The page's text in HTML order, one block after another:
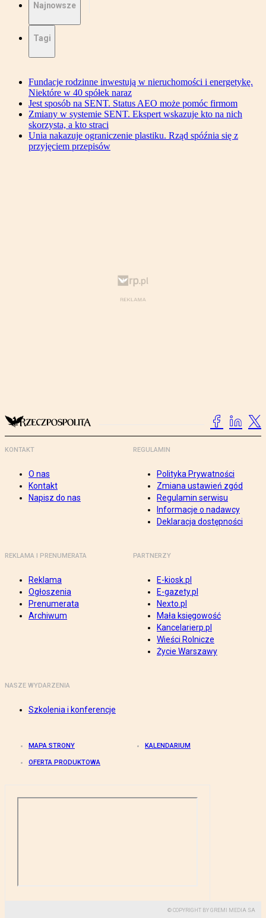
Najnowsze
Tagi
Fundacje rodzinne inwestują w nieruchomości i energetykę.
Niektóre w 40 spółek naraz
Jest sposób na SENT. Status AEO może pomóc firmom
Zmiany w systemie SENT. Ekspert wskazuje kto na nich
skorzysta, a kto straci
Unia nakazuje ograniczenie plastiku. Rząd spóźnia się z
przyjęciem przepisów
KONTAKT
O nas
Kontakt
Napisz do nas
REGULAMIN
Polityka Prywatności
Zmiana ustawień zgód
Regulamin serwisu
Informacje o nadawcy
Deklaracja dostępności
REKLAMA I PRENUMERATA
Reklama
Ogłoszenia
Prenumerata
Archiwum
PARTNERZY
E-kiosk.pl
E-gazety.pl
Nexto.pl
Mała księgowość
Kancelarierp.pl
Wieści Rolnicze
Życie Warszawy
NASZE WYDARZENIA
Szkolenia i konferencje
MAPA STRONY KALENDARIUM
OFERTA PRODUKTOWA
© COPYRIGHT BY GREMI MEDIA SA